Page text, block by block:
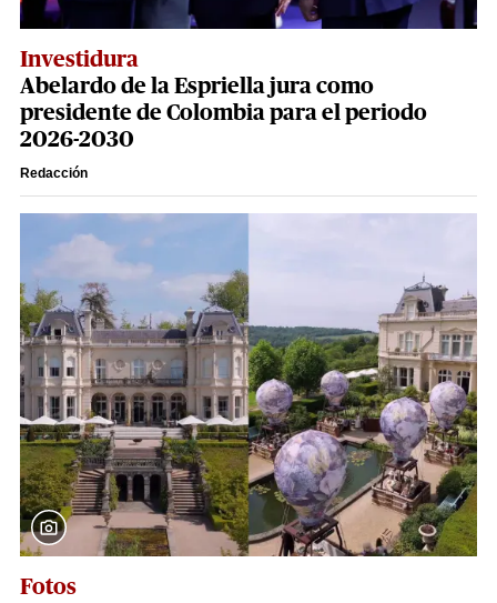
Investidura
Abelardo de la Espriella jura como
presidente de Colombia para el periodo
2026-2030
Redacción
Fotos